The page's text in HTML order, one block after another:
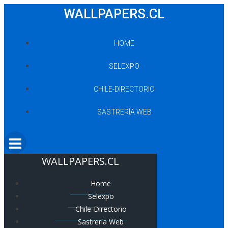
WALLPAPERS.CL
HOME
SELEXPO
CHILE-DIRECTORIO
SASTRERÍA WEB
WALLPAPERS.CL
Home
Selexpo
Chile-Directorio
Sastrería Web